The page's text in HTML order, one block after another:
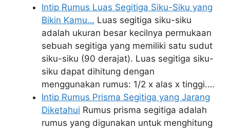
Intip Rumus Luas Segitiga Siku-Siku yang
Bikin Kamu… Luas segitiga siku-siku
adalah ukuran besar kecilnya permukaan
sebuah segitiga yang memiliki satu sudut
siku-siku (90 derajat). Luas segitiga siku-
siku dapat dihitung dengan
menggunakan rumus: 1/2 x alas x tinggi.…
Intip Rumus Prisma Segitiga yang Jarang
Diketahui Rumus prisma segitiga adalah
rumus yang digunakan untuk menghitung